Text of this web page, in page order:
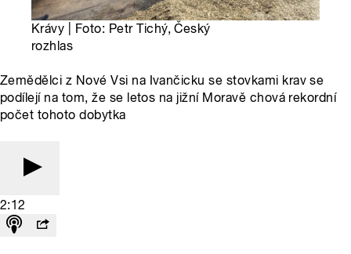
Krávy | Foto: Petr Tichý, Český
rozhlas
Zemědělci z Nové Vsi na Ivančicku se stovkami krav se
podílejí na tom, že se letos na jižní Moravě chová rekordní
počet tohoto dobytka
2:12